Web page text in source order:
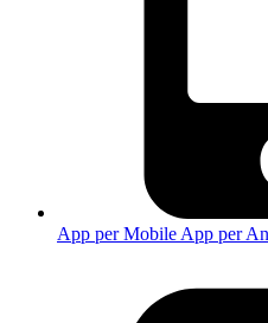
App per Mobile App per